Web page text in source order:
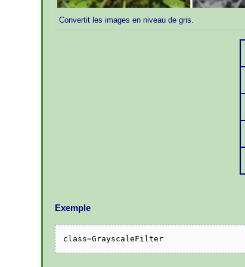
Convertit les images en niveau de gris.
Exemple